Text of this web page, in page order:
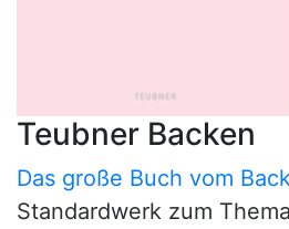
Teubner Backen
Das große Buch vom
Standardwerk zum